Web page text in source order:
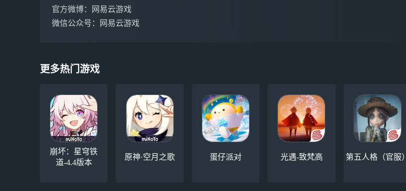
官方微博：网易云游戏
微信公众号：网易云游戏
更多热门游戏
崩坏：星穹铁
道-4.4版本
原神·空月之歌 蛋仔派对 光遇-致梵高 第五人格（官服）